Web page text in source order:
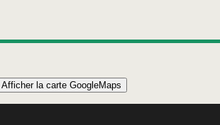
STUDIO 47 m² 4 PERSONNES
Afficher la carte GoogleMaps